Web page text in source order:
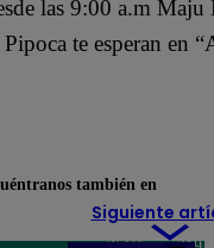
las 9:00 a.m
te esperan en
Siguiente
también en